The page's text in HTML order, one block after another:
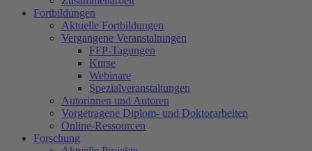
Fortbildungen
Aktuelle Fortbildungen
Vergangene Veranstaltungen
FFP-Tagungen
Kurse
Webinare
Spezialveranstaltungen
Autorinnen und Autoren
Vorgetragene Diplom- und Doktorarbeiten
Online-Ressourcen
Forschung